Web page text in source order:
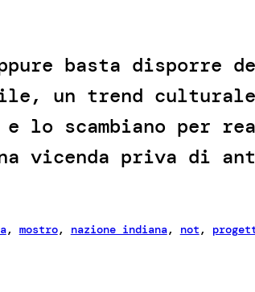
basta disporre
un trend
lo scambiano per
vicenda priva di
, mostro, nazione indiana, not ,